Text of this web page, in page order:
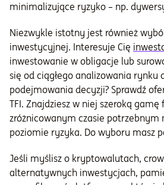
minimalizujące ryzyko – np.
Niezwykle istotny jest również
inwestycyjnej. Interesuje Cię
inwestowanie w obligacje lub
się od ciągłego analizowania rynku
podejmowania decyzji? Sprawdź
TFI. Znajdziesz w niej szeroką gamę
zróżnicowanym czasie potrzebnym
poziomie ryzyka. Do wyboru masz
Jeśli myślisz o kryptowalutach,
alternatywnych inwestycjach,